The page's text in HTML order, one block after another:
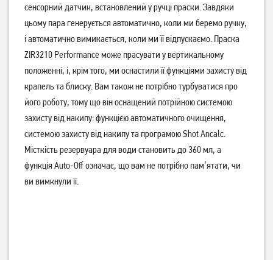
Праска Rotex RIC21-N
Super Glide
549 грн
Праска Rotex RIC42-C Ultra
Glide
829 грн
сенсорний датчик, встановлений у ручці праски. Завдяки
цьому пара генерується автоматично, коли ми беремо ручку,
і автоматично вимикається, коли ми її відпускаємо. Праска
ZIR3210 Performance може прасувати у вертикальному
положенні, і, крім того, ми оснастили її функціями захисту від
крапель та блиску. Вам також не потрібно турбуватися про
його роботу, тому що він оснащений потрійною системою
захисту від накипу: функцією автоматичного очищення,
системою захисту від накипу та програмою Shot Ancalc.
Місткість резервуара для води становить до 360 мл, а
функція Auto-Off означає, що вам не потрібно пам’ятати, чи
ви вимкнули її.